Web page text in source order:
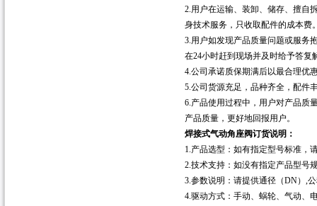
2.用户在运输、装卸、储存、擅自
身技术服务，只收取配件的成本费
3.用户如发现产品质量问题或服务
在24小时赶到现场并及时给予答复
4.公司承诺质保期满后以最合理优
5.公司货源充足，品种齐全，配件
6.产品使用过程中，用户对产品质
产品质量，更好地回报用户。
焊接式气动角座阀订货说明：
1.产品选型：如有指定型号标准，
2.技术支持：如没有指定产品型号
3.参数说明：请提供通径（DN）,
4.驱动方式：手动、蜗轮、气动、